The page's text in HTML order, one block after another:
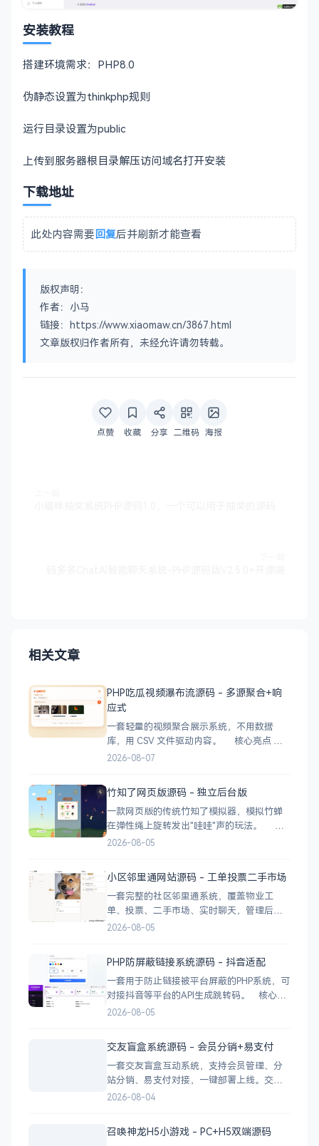
安装教程
搭建环境需求：PHP8.0
伪静态设置为thinkphp规则
运行目录设置为public
上传到服务器根目录解压访问域名打开安装
下载地址
此处内容需要回复后并刷新才能查看
版权声明：
作者：小马
链接：https://www.xiaomaw.cn/3867.html
文章版权归作者所有，未经允许请勿转载。
点赞 收藏 分享 二维码 海报
相关文章
PHP吃瓜视频瀑布流源码 - 多源聚合+响
应式
一套轻量的视频聚合展示系统，不用数据
库，用 CSV 文件驱动内容。 核心亮点
CSV 驱动：不用配数据库，编
示：移动端 2 列 → 平板 3 列 → 桌面 4~5
2026-08-07
竹知了网页版源码 - 独立后台版
一款网页版的传统竹知了模拟器，模拟竹蝉
在弹性绳上旋转发出"哇哇"声的玩法。 核
心功能 网页版运行，无需下载 独立后台管
2026-08-05
小区邻里通网站源码 - 工单投票二手市场
一套完整的社区邻里通系统，覆盖物业工
单、投票、二手市场、实时聊天，管理后台
一应俱全。 前台功能 九宫格快捷菜单 +
情 小区投票：发起/参与/查看结果 邻里社区
2026-08-05
PHP防屏蔽链接系统源码 - 抖音适配
一套用于防止链接被平台屏蔽的PHP系统，可
对接抖音等平台的API生成跳转码。 核心功
能 多域名池智能切换，降低被拦截概率 对接
分析报表 技术栈 后端：PHP
2026-08-05
交友盲盒系统源码 - 会员分销+易支付
一套交友盲盒互动系统，支持会员管理、分
站分销、易支付对接，一键部署上线。交友
盲盒系统源码，支持会员系统、多商户分
建。 核心功能 会员系统：自定义价格、会
2026-08-04
召唤神龙H5小游戏 - PC+H5双端源码